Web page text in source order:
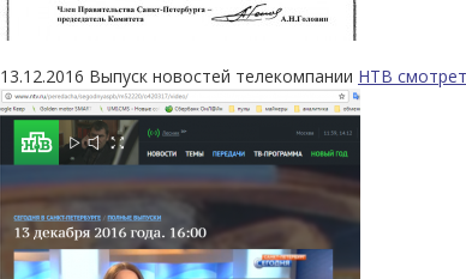
13.12.2016 Выпуск новостей телекомпании НТВ